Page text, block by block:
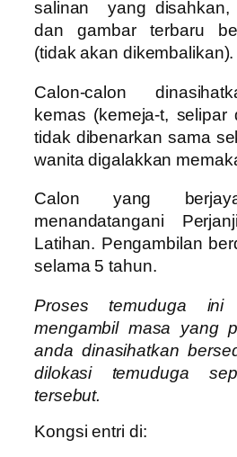
salinan yang disahkan,
dan gambar terbaru
(tidak akan dikembalikan).
Calon-calon
kemas (kemeja-t,
tidak dibenarkan sama
wanita digalakkan
Calon yang
menandatangani
Latihan. Pengambilan
selama 5 tahun.
Proses temuduga ini
mengambil masa yang
anda dinasihatkan
dilokasi temuduga
tersebut.
Kongsi entri di: